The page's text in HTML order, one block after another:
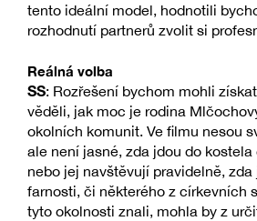
tento ideální model, hodnotili
rozhodnutí partnerů zvolit si
Reálná volba
SS: Rozřešení bychom mohli
věděli, jak moc je rodina
okolních komunit. Ve filmu nesou
ale není jasné, zda jdou do
nebo jej navštěvují pravidelně,
farnosti, či některého z církevních
tyto okolnosti znali, mohla by z